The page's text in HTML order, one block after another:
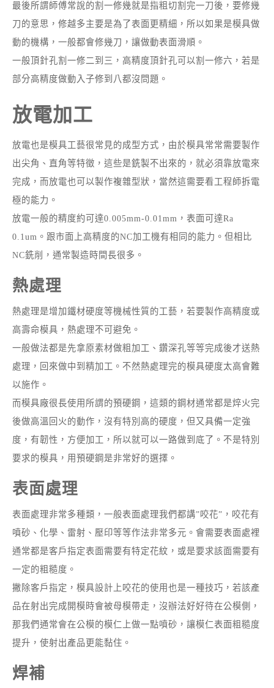
最後所謂師傅常說的割一修幾就是指粗切割完一刀後，要修幾
刀的意思，修越多主要是為了表面更精細，所以如果是模具做
動的機構，一般都會修幾刀，讓做動表面滑順。
一般頂針孔割一修二到三，高精度頂針孔可以割一修六，若是
部分高精度做動入子修到八都沒問題。
放電加工
放電也是模具工藝很常見的成型方式，由於模具常常需要製作
出尖角、直角等特徵，這些是銑製不出來的，就必須靠放電來
完成，而放電也可以製作複雜型狀，當然這需要看工程師拆電
極的能力。
放電一般的精度約可達0.005mm-0.01mm，表面可達Ra
0.1um。跟市面上高精度的NC加工機有相同的能力。但相比
NC銑削，通常製造時間長很多。
熱處理
熱處理是增加鐵材硬度等機械性質的工藝，若要製作高精度或
高壽命模具，熱處理不可避免。
一般做法都是先拿原素材做粗加工、鑽深孔等等完成後才送熱
處理，回來做中到精加工。不然熱處理完的模具硬度太高會難
以施作。
而模具廠很長使用所謂的預硬鋼，這類的鋼材通常都是焠火完
後做高溫回火的動作，沒有特別高的硬度，但又具備一定強
度，有韌性，方便加工，所以就可以一路做到底了。不是特別
要求的模具，用預硬鋼是非常好的選擇。
表面處理
表面處理非常多種類，一般表面處理我們都講”咬花”，咬花有
噴砂、化學、雷射、壓印等等作法非常多元。會需要表面處裡
通常都是客戶指定表面需要有特定花紋，或是要求該面需要有
一定的粗糙度。
撇除客戶指定，模具設計上咬花的使用也是一種技巧，若該產
品在射出完成開模時會被母模帶走，沒辦法好好待在公模側，
那我們通常會在公模的模仁上做一點噴砂，讓模仁表面粗糙度
提升，使射出產品更能黏住。
焊補